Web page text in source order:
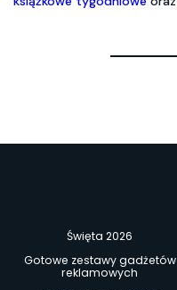
Święta 2026
Gotowe zestawy gadżetów
reklamowych